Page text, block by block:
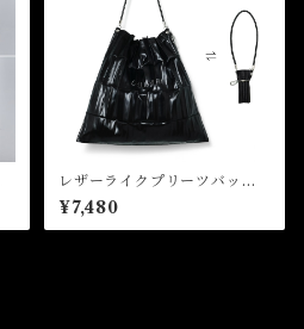
レザーライクプリーツバッ
グ Leather Like Pleated B
ag
¥7,480